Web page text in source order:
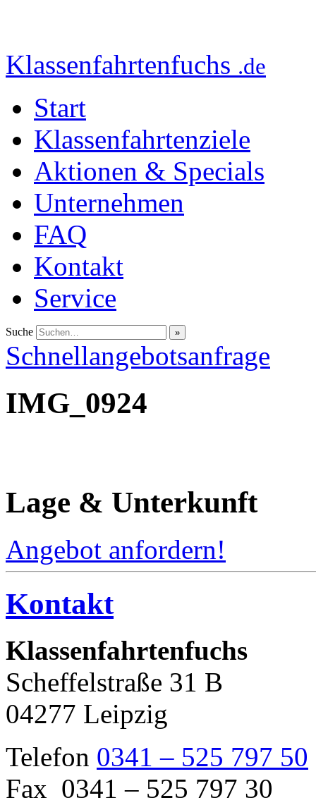
Klassenfahrtenfuchs .de
Start
Klassenfahrtenziele
Aktionen & Specials
Unternehmen
FAQ
Kontakt
Service
Suche
Schnellangebotsanfrage
IMG_0924
Lage & Unterkunft
Angebot anfordern!
Kontakt
Klassenfahrtenfuchs
Scheffelstraße 31 B
04277 Leipzig
Telefon 0341 – 525 797 50
Fax 0341 – 525 797 30